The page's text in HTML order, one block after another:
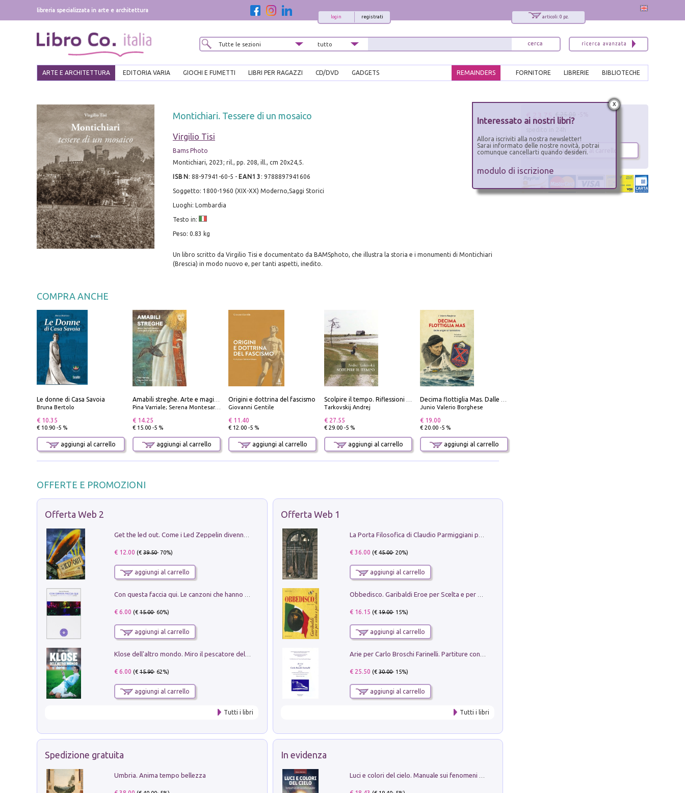
libreria specializzata in arte e architettura
articoli: 0 pz.
registrati
login
ARTE E ARCHITETTURA EDITORIA VARIA GIOCHI E FUMETTI LIBRI PER RAGAZZI CD/DVD GADGETS BIBLIOTECHE
LIBRERIE
FORNITORE
REMAINDERS
Montichiari. Tessere di un mosaico
Virgilio Tisi
Bams Photo
Montichiari, 2023; ril., pp. 208, ill., cm 20x24,5.
ISBN : 88-97941-60-5 - EAN13 : 9788897941606
Soggetto: 1800-1960 (XIX-XX) Moderno,Saggi Storici
Luoghi: Lombardia
Testo in:
Peso: 0.83 kg
Un libro scritto da Virgilio Tisi e documentato da BAMSphoto, che illustra la storia e i monumenti di Montichiari
(Brescia) in modo nuovo e, per tanti aspetti, inedito.
COMPRA ANCHE
Le donne di Casa Savoia
Bruna Bertolo
€ 10.35
€ 10.90 -5 %
aggiungi al carrello
Pina Varriale; Serena Montesarchio
€ 14.25
€ 15.00 -5 %
aggiungi al carrello
Origini e dottrina del fascismo
Giovanni Gentile
€ 11.40
€ 12.00 -5 %
aggiungi al carrello
Tarkovskij Andrej
€ 27.55
€ 29.00 -5 %
aggiungi al carrello
Junio Valerio Borghese
€ 19.00
€ 20.00 -5 %
aggiungi al carrello
OFFERTE E PROMOZIONI
Offerta Web 2
€ 12.00 (€39.50- 70%)
aggiungi al carrello
€ 6.00 (€15.00- 60%)
aggiungi al carrello
Klose dell'altro mondo. Miro il pescatore del goal
€ 6.00 (€15.90- 62%)
aggiungi al carrello
Tutti i libri
Offerta Web 1
€ 36.00 (€45.00- 20%)
aggiungi al carrello
€ 16.15 (€19.00- 15%)
aggiungi al carrello
€ 25.50 (€30.00- 15%)
aggiungi al carrello
Tutti i libri
Spedizione gratuita
Umbria. Anima tempo bellezza
In evidenza
€ 23.75
aggiungi al carrello
x
Interessato ai nostri libri?
Allora iscriviti alla nostra newsletter!
Sarai informato delle nostre novità, potrai
comunque cancellarti quando desideri.
modulo di iscrizione